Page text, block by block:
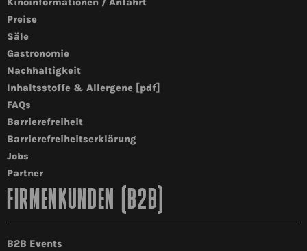
Kinoinformationen / Anfahrt
Preise
Säle
Gastronomie
Nachhaltigkeit
Inhaltsstoffe & Allergene [pdf]
FAQs
Barrierefreiheit
Barrierefreiheitserklärung
Jobs
Partner
FIRMENKUNDEN (B2B)
B2B Events